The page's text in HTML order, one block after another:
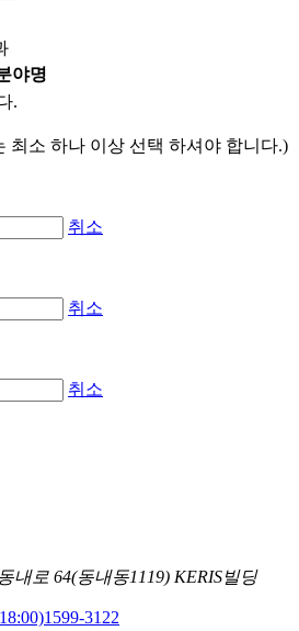
야명
.
최소 하나 이상 선택 하셔야 합니다.)
취소
취소
취소
내로 64(동내동1119) KERIS빌딩
1599-3122